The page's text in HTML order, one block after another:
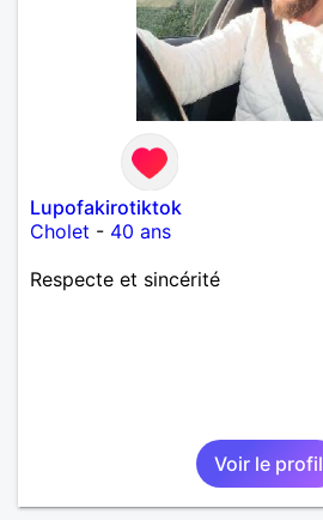
Lupofakirotiktok
Cholet - 40 ans
Respecte et sincérité
Voir le profil